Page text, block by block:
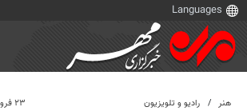
هنر رادیو و تلویزیون ۲۳ فروردین ۱۴۰۴، ۱۷:۱۷